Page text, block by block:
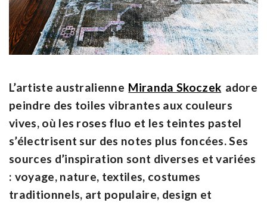
L’artiste australienne Miranda Skoczek adore
peindre des toiles vibrantes aux couleurs
vives, où les roses fluo et les teintes pastel
s’électrisent sur des notes plus foncées. Ses
sources d’inspiration sont diverses et variées
: voyage, nature, textiles, costumes
traditionnels, art populaire, design et